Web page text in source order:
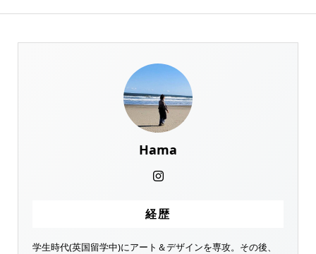
Hama
経歴
学生時代(英国留学中)にアート＆デザインを専攻。その後、